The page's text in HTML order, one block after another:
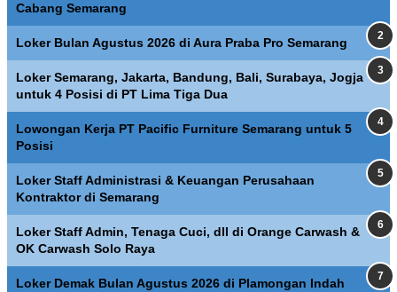
Cabang Semarang
Loker Bulan Agustus 2026 di Aura Praba Pro Semarang
Loker Semarang, Jakarta, Bandung, Bali, Surabaya, Jogja
untuk 4 Posisi di PT Lima Tiga Dua
Lowongan Kerja PT Pacific Furniture Semarang untuk 5
Posisi
Loker Staff Administrasi & Keuangan Perusahaan
Kontraktor di Semarang
Loker Staff Admin, Tenaga Cuci, dll di Orange Carwash &
OK Carwash Solo Raya
Loker Demak Bulan Agustus 2026 di Plamongan Indah